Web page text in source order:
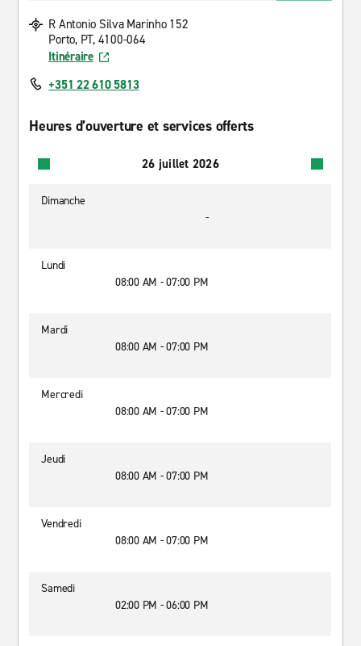
R Antonio Silva Marinho 152
Porto, PT, 4100-064
Itinéraire
+351 22 610 5813
Heures d’ouverture et services offerts
26 juillet 2026
Dimanche
-
Lundi
08:00 AM - 07:00 PM
Mardi
08:00 AM - 07:00 PM
Mercredi
08:00 AM - 07:00 PM
Jeudi
08:00 AM - 07:00 PM
Vendredi
08:00 AM - 07:00 PM
Samedi
02:00 PM - 06:00 PM